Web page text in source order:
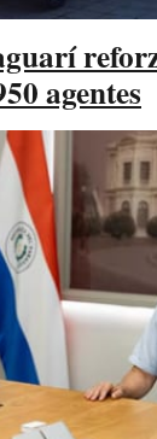
agentes